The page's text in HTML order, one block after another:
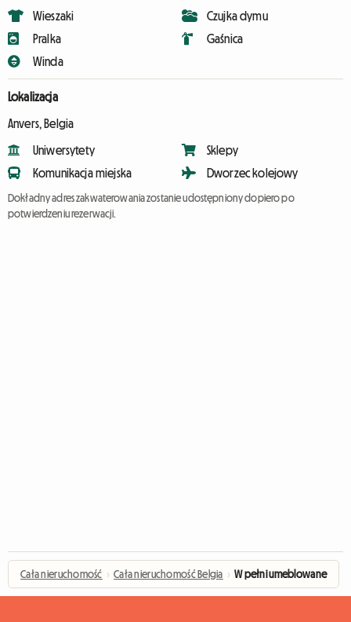
Wieszaki
Pralka
Winda
Czujka dymu
Gaśnica
Lokalizacja
Anvers, Belgia
Uniwersytety
Komunikacja miejska
Sklepy
Dworzec kolejowy
Dokładny adres zakwaterowania zostanie udostępniony dopiero po
potwierdzeniu rezerwacji.
Cała nieruchomość › Cała nieruchomość Belgia › W pełni umeblowane